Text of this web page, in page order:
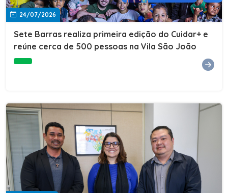
24/07/2026
Sete Barras realiza primeira edição do Cuidar+ e
reúne cerca de 500 pessoas na Vila São João